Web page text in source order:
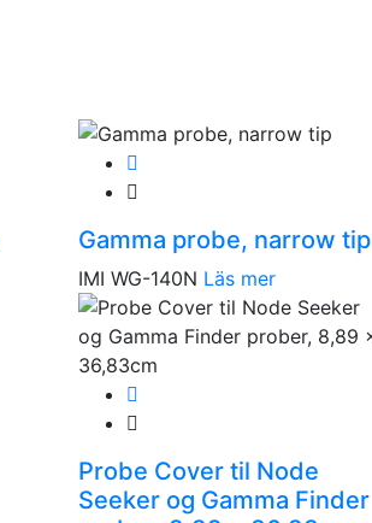
Gamma probe, narrow tip
IMI WG-140N Läs mer
Probe Cover til Node
Seeker og Gamma Finder